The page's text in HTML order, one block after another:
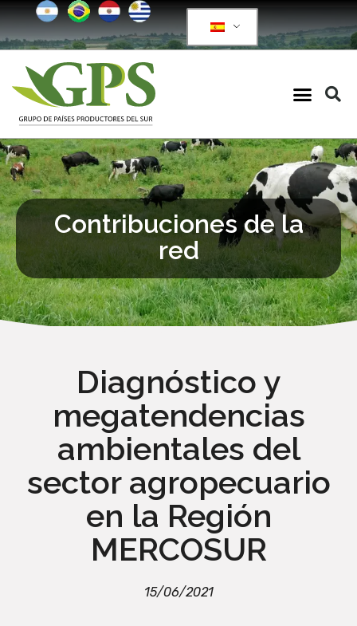
Contribuciones de la
red
Diagnóstico y
megatendencias
ambientales del
sector agropecuario
en la Región
MERCOSUR
15/06/2021